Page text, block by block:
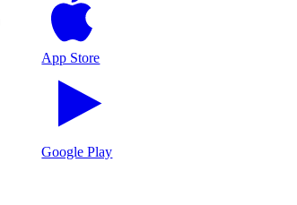
App Store
Google Play